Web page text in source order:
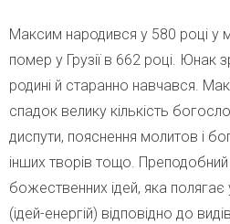
Максим народився у 580 році у
помер у Грузії в 662 році. Юнак
родині й старанно навчався.
спадок велику кількість
диспути, пояснення молитов і
інших творів тощо.
божественних ідей, яка полягає
(ідей-енергій) відповідно до